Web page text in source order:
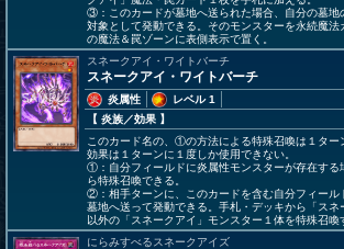
③：このカードが墓地へ送られた場合、自分の墓地
対象として発動できる。そのモンスターを永続魔法
の魔法＆罠ゾーンに表側表示で置く。
スネークアイ・ワイトバーチ
スネークアイ・ワイトバーチ
炎属性
レベル 1
【 炎族／効果 】
このカード名の、①の方法による特殊召喚は１タ
効果は１ターンに１度しか使用できない。
①：自分フィールドに炎属性モンスターが存在する
ら特殊召喚できる。
②：相手ターンに、このカードを含む自分フィール
墓地へ送って発動できる。手札・デッキから「スネ
以外の「スネークアイ」モンスター１体を特殊召喚
にらみすべるスネークアイズ